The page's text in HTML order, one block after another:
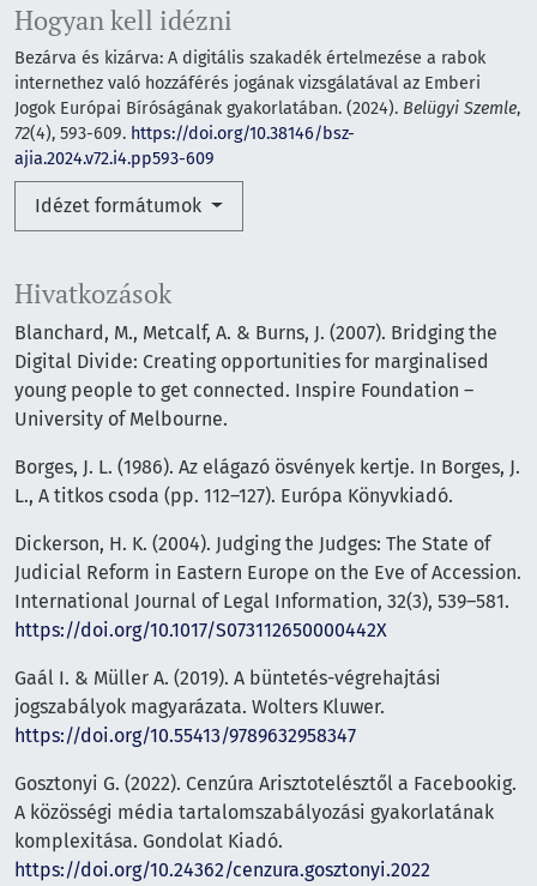
Hogyan kell idézni
Bezárva és kizárva: A digitális szakadék értelmezése a rabok
internethez való hozzáférés jogának vizsgálatával az Emberi
Jogok Európai Bíróságának gyakorlatában. (2024). Belügyi Szemle,
72(4), 593-609. https://doi.org/10.38146/bsz-
ajia.2024.v72.i4.pp593-609
Idézet formátumok
Hivatkozások
Blanchard, M., Metcalf, A. & Burns, J. (2007). Bridging the
Digital Divide: Creating opportunities for marginalised
young people to get connected. Inspire Foundation –
University of Melbourne.
Borges, J. L. (1986). Az elágazó ösvények kertje. In Borges, J.
L., A titkos csoda (pp. 112–127). Európa Könyvkiadó.
Dickerson, H. K. (2004). Judging the Judges: The State of
Judicial Reform in Eastern Europe on the Eve of Accession.
International Journal of Legal Information, 32(3), 539–581.
https://doi.org/10.1017/S073112650000442X
Gaál I. & Müller A. (2019). A büntetés-végrehajtási
jogszabályok magyarázata. Wolters Kluwer.
https://doi.org/10.55413/9789632958347
Gosztonyi G. (2022). Cenzúra Arisztotelésztől a Facebookig.
A közösségi média tartalomszabályozási gyakorlatának
komplexitása. Gondolat Kiadó.
https://doi.org/10.24362/cenzura.gosztonyi.2022